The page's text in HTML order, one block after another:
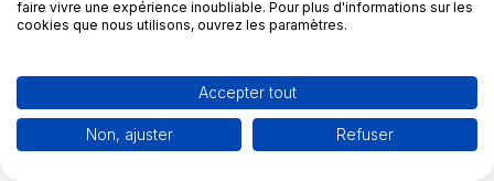
Aides financières rénovation énergétique
Valorisation des CEE : tout ce que l'installateur RGE
doit savoir pour maximiser ses chantiers
faire vivre une expérience inoubliable. Pour plus d'informations sur les
cookies que nous utilisons, ouvrez les paramètres.
Accepter tout
Non, ajuster Refuser